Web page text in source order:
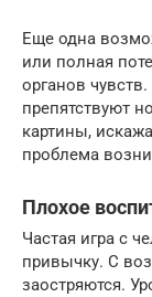
Еще одна
или полная
органов
препятствуют
картины,
проблема
Плохое
Частая игра с
привычку. С
заостряются.